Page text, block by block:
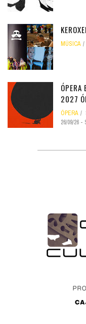
MÚSICA
2027
ÓPERA
26/09/26 -